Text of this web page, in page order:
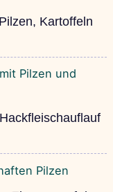
Kartoffeln